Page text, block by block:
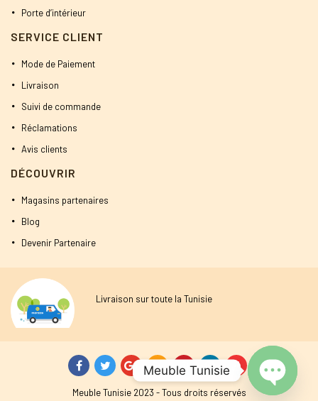
Porte d’intérieur
SERVICE CLIENT
Mode de Paiement
Livraison
Suivi de commande
Réclamations
Avis clients
DÉCOUVRIR
Magasins partenaires
Blog
Devenir Partenaire
Livraison sur toute la Tunisie
Meuble Tunisie 2023 - Tous droits réservés
Meuble Tunisie